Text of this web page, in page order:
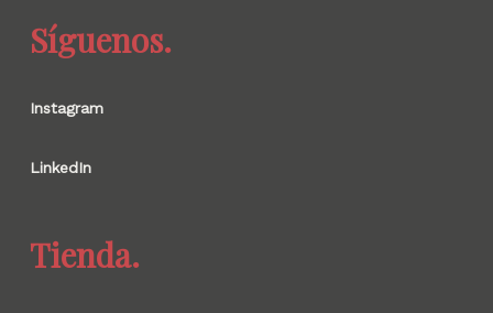
Síguenos.
Instagram
LinkedIn
Tienda.